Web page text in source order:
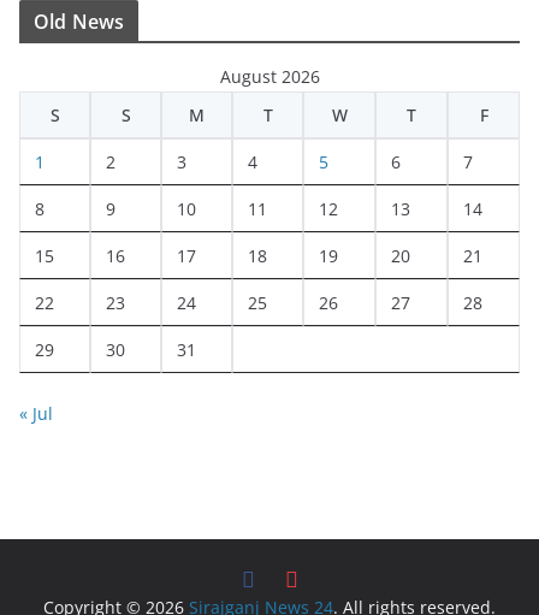
Old News
August 2026
S
S M T W T F
1 2 3 4 5 6 7
8 9 10 11 12 13 14
15 16 17 18 19 20 21
22 23 24 25 26 27 28
29 30 31
« Jul
Copyright © 2026 Sirajganj News 24. All rights reserved.